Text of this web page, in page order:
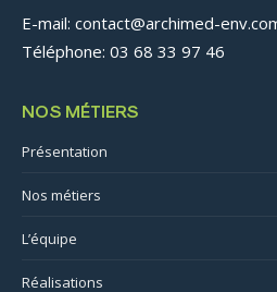
E-mail: contact@archimed-
Téléphone: 03 68 33 97 46
NOS MÉTIERS
Présentation
Nos métiers
L’équipe
Réalisations